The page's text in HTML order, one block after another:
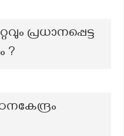
പ്രധാനപ്പെട്ട
?